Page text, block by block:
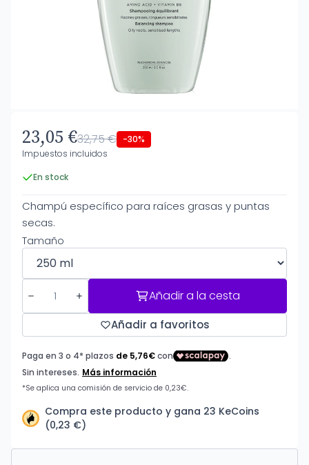
23,05 €32,75 € -30%
Impuestos incluidos
En stock
Champú específico para raíces grasas y puntas
secas.
Tamaño
Añadir a la cesta
Añadir a favoritos
Compra este producto y gana 23 KeCoins
(0,23 €)